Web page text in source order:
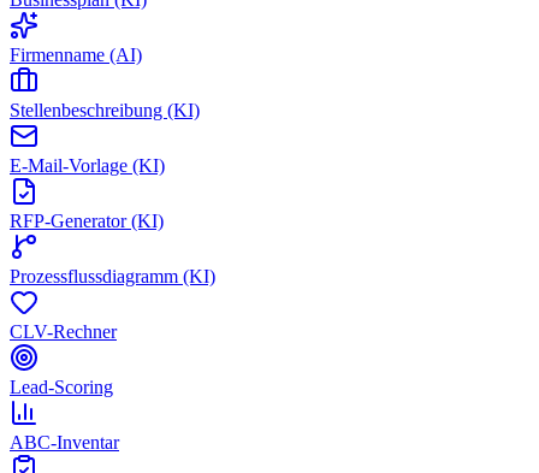
Firmenname (AI)
Stellenbeschreibung (KI)
E-Mail-Vorlage (KI)
RFP-Generator (KI)
Prozessflussdiagramm (KI)
CLV-Rechner
Lead-Scoring
ABC-Inventar